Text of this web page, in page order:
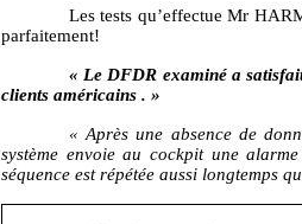
Les tests qu’effectue Mr
parfaitement!
« Le DFDR examiné a
clients américains . »
« Après une absence de
système envoie au cockpit une
séquence est répétée aussi longtemps